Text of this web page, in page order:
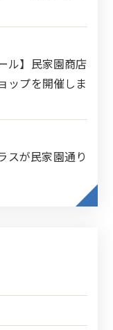
ル】民家園商店
ップを開催しま
スが民家園通り